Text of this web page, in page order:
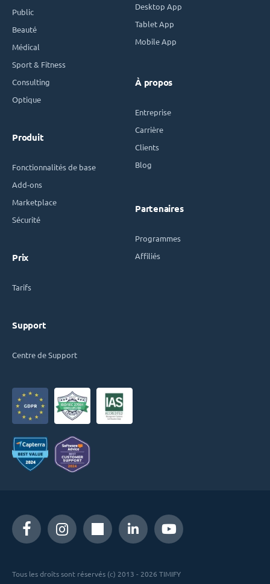
Public
Beauté
Médical
Sport & Fitness
Consulting
Optique
Produit
Fonctionnalités de base
Add-ons
Marketplace
Sécurité
Prix
Tarifs
Support
Centre de Support
Desktop App
Tablet App
Mobile App
À propos
Entreprise
Carrière
Clients
Blog
Partenaires
Programmes
Affiliés
Tous les droits sont réservés (c) 2013 - 2026 TIMIFY